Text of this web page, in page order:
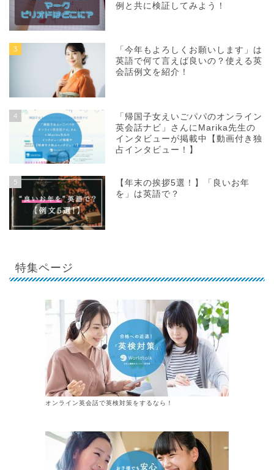
例と共に検証してみよう！
3
「今年もよろしくお願いします」は
英語で何て言えば良いの？使える英
会話例文を紹介！
4
「帰国子女えいごパパのオンライン
英会話ナビ」さんにMarika先生の
インタビューが掲載中【動画付き独
占インタビュー！】
5
【年末の挨拶5選！】「良いお年
を」は英語で？
特集ページ
オンライン英会話で英検対策をするなら！